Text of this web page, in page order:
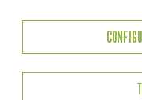
Mardi :